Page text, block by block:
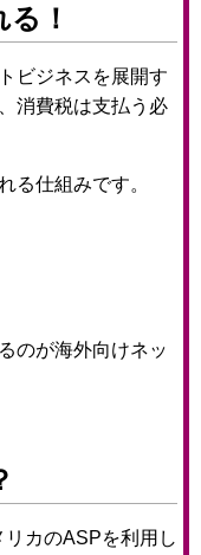
！
ビジネスを展開す
消費税は支払う必
る仕組みです。
のが海外向けネッ
カのASPを利用し